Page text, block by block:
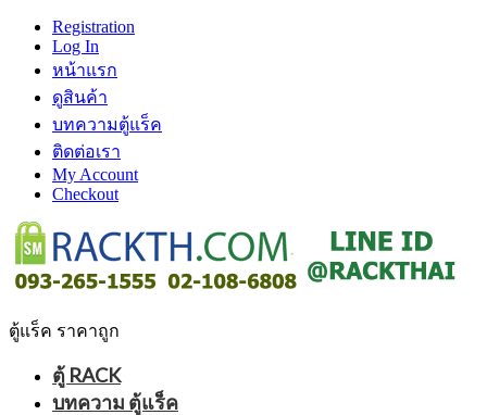
Registration
Log In
หน้าแรก
ดูสินค้า
บทความตู้แร็ค
ติดต่อเรา
My Account
Checkout
ตู้แร็ค ราคาถูก
ตู้ RACK
บทความ ตู้แร็ค